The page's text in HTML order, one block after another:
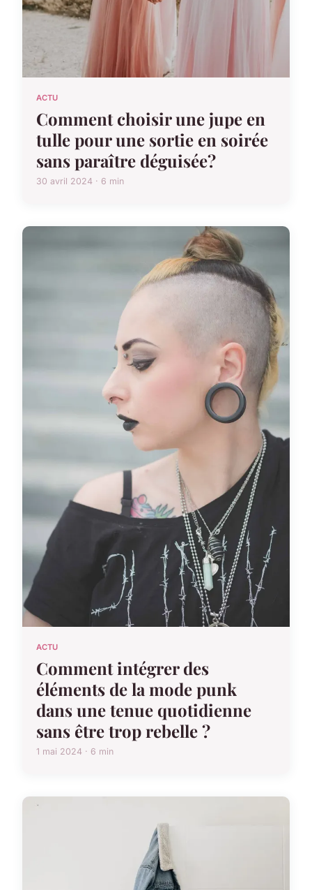
ACTU
Comment choisir une jupe en
tulle pour une sortie en soirée
sans paraître déguisée?
30 avril 2024 · 6 min
ACTU
Comment intégrer des
éléments de la mode punk
dans une tenue quotidienne
sans être trop rebelle ?
1 mai 2024 · 6 min